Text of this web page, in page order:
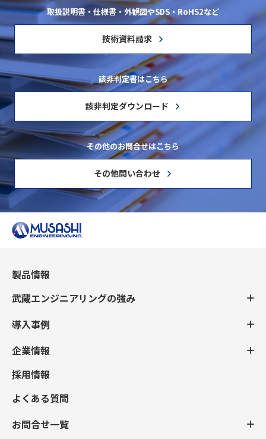
取扱説明書・仕様書・外観図やSDS・RoHS2など
技術資料請求
該非判定書はこちら
該非判定ダウンロード
その他のお問合せはこちら
その他問い合わせ
製品情報
武蔵エンジニアリングの強み
導入事例
企業情報
採用情報
よくある質問
お問合せ一覧